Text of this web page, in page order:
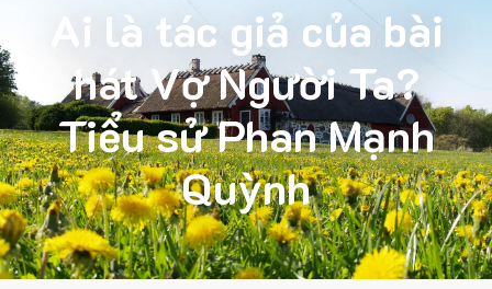
Ai là tác giả của bài
hát Vợ Người Ta?
Tiểu sử Phan Mạnh
Quỳnh